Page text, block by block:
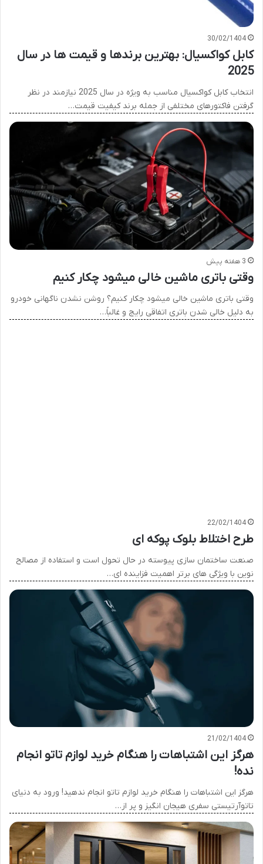
30/02/1404
کابل کواکسیال: بهترین برندها و قیمت ها در سال
2025
انتخاب کابل کواکسیال مناسب به ویژه در سال 2025 نیازمند در نظر
گرفتن فاکتورهای مختلفی از جمله برند کیفیت قیمت…
3 هفته پیش
وقتی باتری ماشین خالی میشود چکار کنیم
وقتی باتری ماشین خالی میشود چکار کنیم؟ روشن نشدن ناگهانی خودرو
به دلیل خالی شدن باتری اتفاقی رایج و غالباً…
22/02/1404
طرح اختلاط بلوک پوکه ای
صنعت ساختمان سازی پیوسته در حال تحول است و استفاده از مصالح
نوین با ویژگی های برتر اهمیت فزاینده ای…
21/02/1404
هرگز این اشتباهات را هنگام خرید لوازم تاتو انجام
نده!
هرگز این اشتباهات را هنگام خرید لوازم تاتو انجام ندهید! ورود به دنیای
تاتوآرتیستی سفری هیجان انگیز و پر از…